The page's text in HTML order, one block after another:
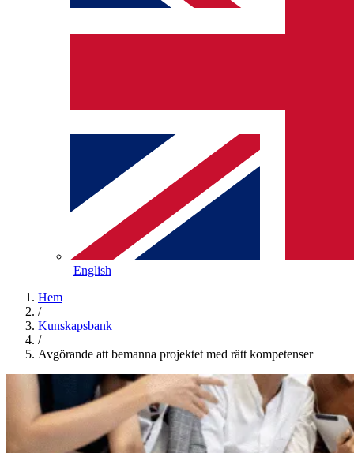
English
Hem
/
Kunskapsbank
/
Avgörande att bemanna projektet med rätt kompetenser